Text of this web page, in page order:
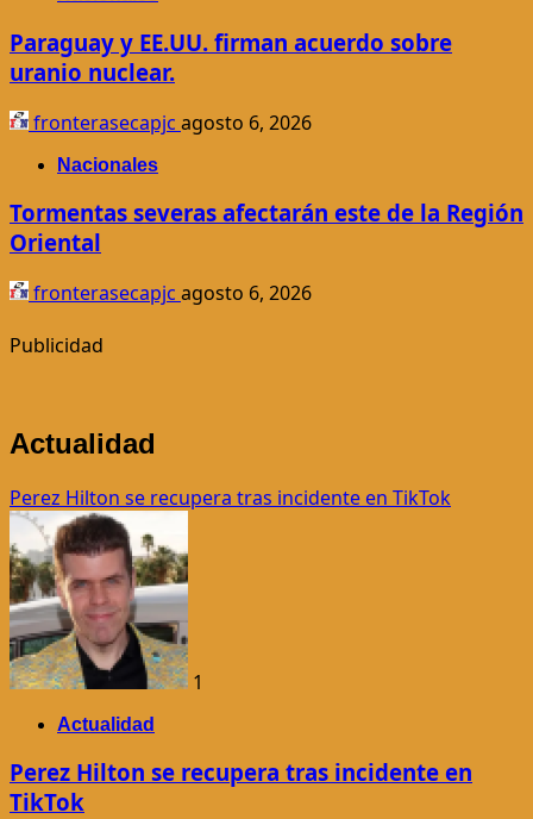
Paraguay y EE.UU. firman acuerdo sobre
uranio nuclear.
fronterasecapjc agosto 6, 2026
Nacionales
Tormentas severas afectarán este de la Región
Oriental
fronterasecapjc agosto 6, 2026
Publicidad
Actualidad
Perez Hilton se recupera tras incidente en TikTok
1
Actualidad
Perez Hilton se recupera tras incidente en
TikTok